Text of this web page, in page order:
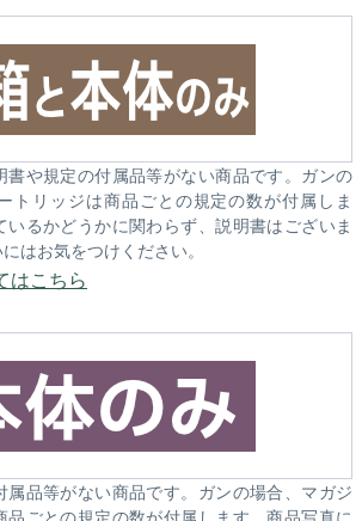
書や規定の付属品等がない商品です。ガンの
トリッジは商品ごとの規定の数が付属しま
るかどうかに関わらず、説明書はございま
はお気をつけください。
はこちら
属品等がない商品です。ガンの場合、マガジ